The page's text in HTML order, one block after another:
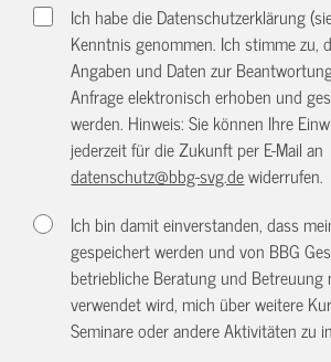
Ich habe die Datenschutzerklärung
Kenntnis genommen. Ich stimme zu,
Angaben und Daten zur
Anfrage elektronisch erhoben und
werden. Hinweis: Sie können Ihre
jederzeit für die Zukunft per E-Mail an
datenschutz@bbg-svg.dewiderrufen.
Ich bin damit einverstanden, dass
gespeichert werden und von BBG
betriebliche Beratung und Betreuung
verwendet wird, mich über weitere
Seminare oder andere Aktivitäten zu